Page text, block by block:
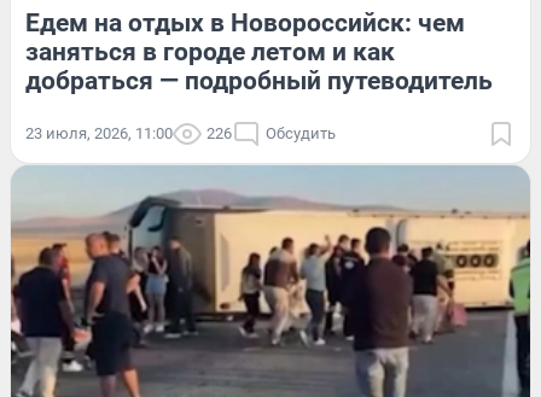
Едем на отдых в Новороссийск: чем
заняться в городе летом и как
добраться — подробный путеводитель
23 июля, 2026, 11:00 226 Обсудить